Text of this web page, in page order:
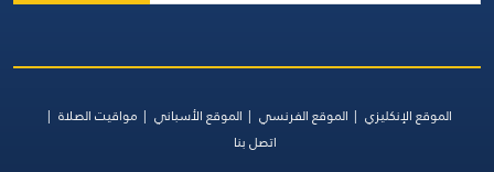
الموقع الإنكليزي الموقع الفرنسي الموقع الأسباني
مواقيت الصلاة
اتصل بنا